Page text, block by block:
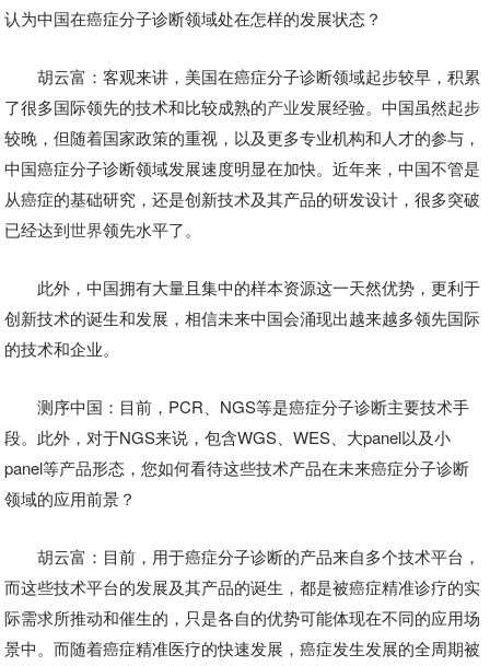
认为中国在癌症分子诊断领域处在怎样的发展状态？
胡云富：客观来讲，美国在癌症分子诊断领域起步较早，积累
了很多国际领先的技术和比较成熟的产业发展经验。中国虽然起步
较晚，但随着国家政策的重视，以及更多专业机构和人才的参与，
中国癌症分子诊断领域发展速度明显在加快。近年来，中国不管是
从癌症的基础研究，还是创新技术及其产品的研发设计，很多突破
已经达到世界领先水平了。
此外，中国拥有大量且集中的样本资源这一天然优势，更利于
创新技术的诞生和发展，相信未来中国会涌现出越来越多领先国际
的技术和企业。
测序中国：目前，PCR、NGS等是癌症分子诊断主要技术手
段。此外，对于NGS来说，包含WGS、WES、大panel以及小
panel等产品形态，您如何看待这些技术产品在未来癌症分子诊断
领域的应用前景？
胡云富：目前，用于癌症分子诊断的产品来自多个技术平台，
而这些技术平台的发展及其产品的诞生，都是被癌症精准诊疗的实
际需求所推动和催生的，只是各自的优势可能体现在不同的应用场
景中。而随着癌症精准医疗的快速发展，癌症发生发展的全周期被